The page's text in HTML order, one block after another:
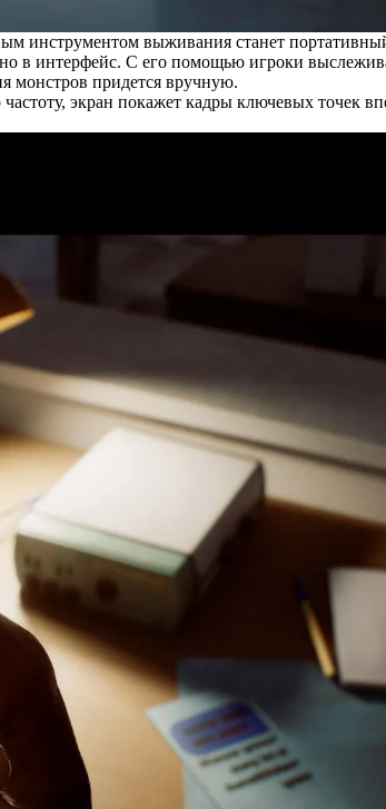
инструментом выживания станет
в интерфейс. С его помощью игроки
монстров придется вручную.
экран покажет кадры ключевых точек